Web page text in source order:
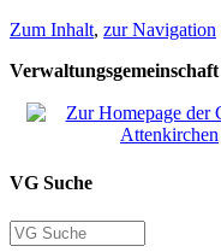
Zum Inhalt, zur Navigation
VG Suche